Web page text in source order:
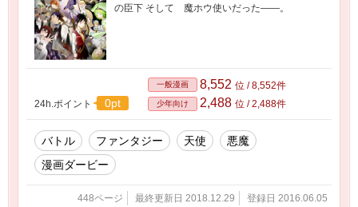
の臣下 そして 魔ホウ使いだった――。
24h.ポイント 0pt
一般漫画 8,552 位 / 8,552件
少年向け 2,488 位 / 2,488件
バトル ファンタジー 天使
悪魔
漫画ダービー
448ページ 最終更新日 2018.12.29 登録日 2016.06.05